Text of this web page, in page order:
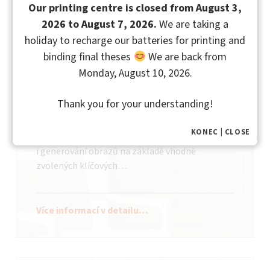
fotografií v našem
nakladatelství
Přemýšlíte nad nějakým neobvyklým
zpracováním svých fotografií? Naše tiskové
s umělou inteligencí vytvoříte originální díla!
médiích, její užití je nesmírně široké a zahrnuje
i generování obrazů na základě vhodně
zvolených klíčových…
Více informací v detailu…
KONEC | CLOSE
Our printing centre is closed from August 3,
2026 to August 7, 2026. We are taking a
holiday to recharge our batteries for printing and
binding final theses
We are back from
Monday, August 10, 2026.
Thank you for your understanding!